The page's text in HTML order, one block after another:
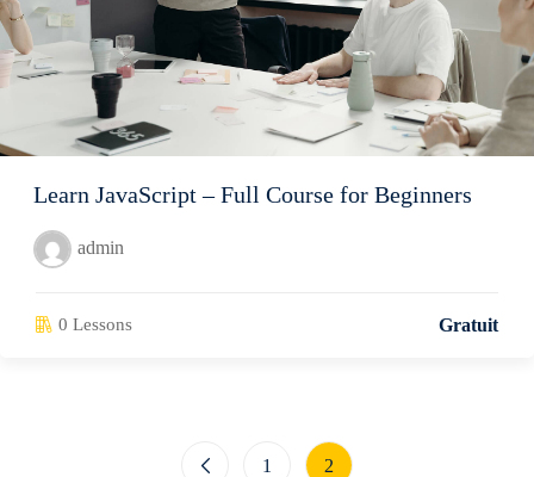
Learn JavaScript – Full Course for Beginners
admin
0 Lessons Gratuit
1 2